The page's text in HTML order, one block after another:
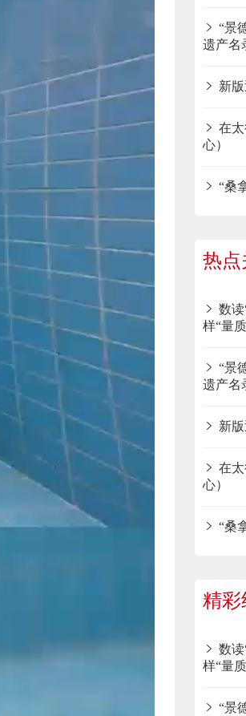
“景
遗产名
新
在
心）
“桑
热点
数
样“量
“景
遗产名
新
在
心）
“桑
精彩
数
样“量
“景